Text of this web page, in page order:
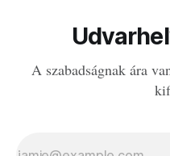
A szabadságnak ára